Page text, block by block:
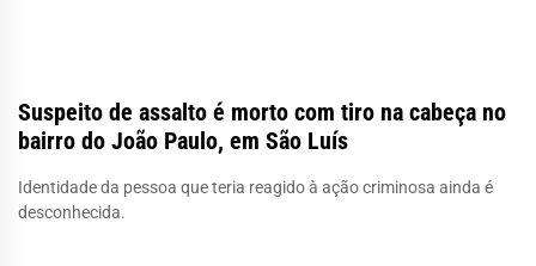
Suspeito de assalto é morto com tiro na cabeça no
bairro do João Paulo, em São Luís
Identidade da pessoa que teria reagido à ação criminosa ainda é
desconhecida.